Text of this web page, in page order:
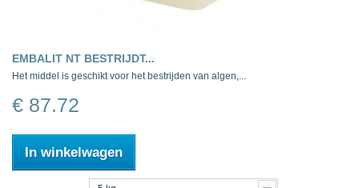
EMBALIT NT BESTRIJDT...
Het middel is geschikt voor het bestrijden van algen,...
€ 87.72
In winkelwagen